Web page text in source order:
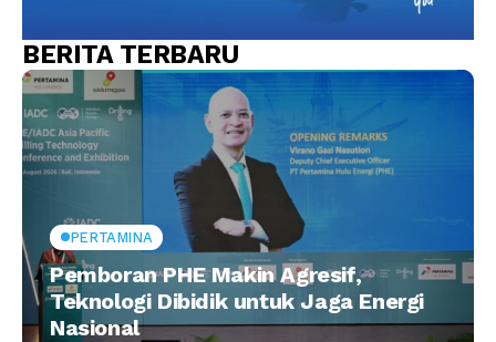
BERITA TERBARU
PERTAMINA
Pemboran PHE Makin Agresif,
Teknologi Dibidik untuk Jaga Energi
Nasional